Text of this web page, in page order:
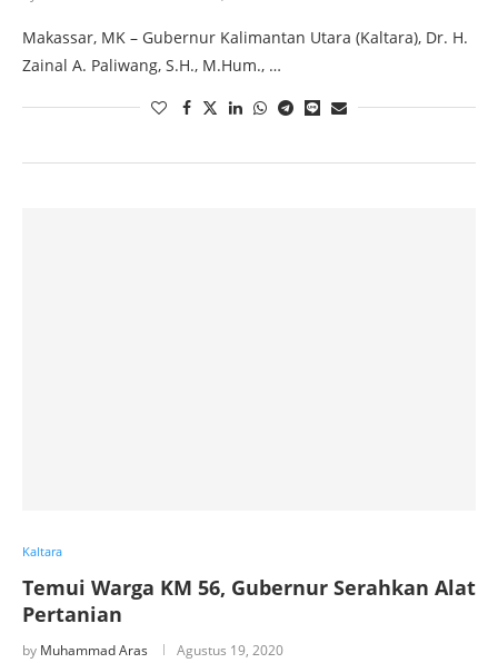
Makassar, MK – Gubernur Kalimantan Utara (Kaltara), Dr. H.
Zainal A. Paliwang, S.H., M.Hum., …
Kaltara
Temui Warga KM 56, Gubernur Serahkan Alat
Pertanian
by Muhammad Aras Agustus 19, 2020